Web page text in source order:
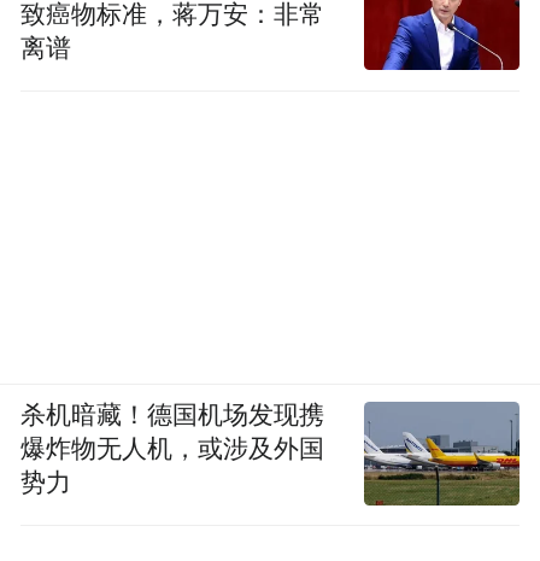
致癌物标准，蒋万安：非常
离谱
杀机暗藏！德国机场发现携
爆炸物无人机，或涉及外国
势力